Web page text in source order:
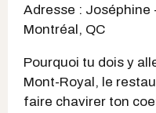
Adresse : Joséphine
Montréal, QC
Pourquoi tu dois y
Mont-Royal, le
faire chavirer ton